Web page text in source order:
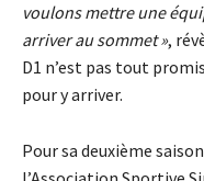
voulons mettre une
arriver au sommet »,
D1 n’est pas tout
pour y arriver.
Pour sa deuxième